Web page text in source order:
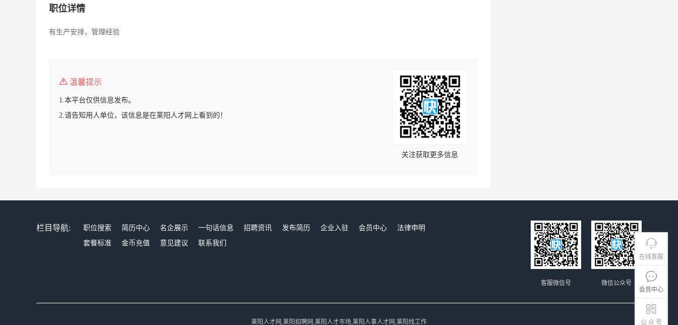
在线客服
会员中心
公 众 号
职位详情
有生产安排，管理经验
温馨提示
1.本平台仅供信息发布。
2.请告知用人单位，该信息是在莱阳人才网上看到的！
关注获取更多信息
栏目导航: 职位搜索 简历中心 名企展示 一句话信息 招聘资讯 发布简历 企业入驻 会员中心
法律申明
套餐标准
金币充值 意见建议 联系我们
微信公众号
客服微信号
莱阳人才网,莱阳招聘网,莱阳人才市场,莱阳人事人才网,莱阳找工作